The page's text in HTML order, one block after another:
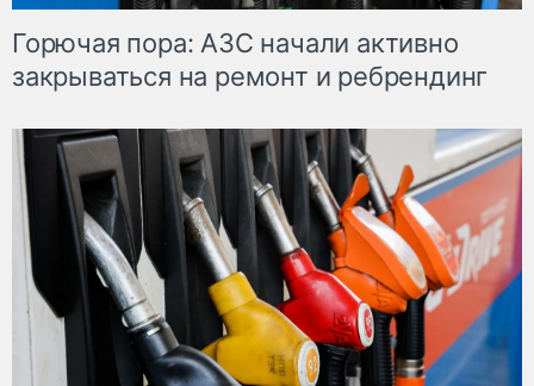
Горючая пора: АЗС начали активно
закрываться на ремонт и ребрендинг